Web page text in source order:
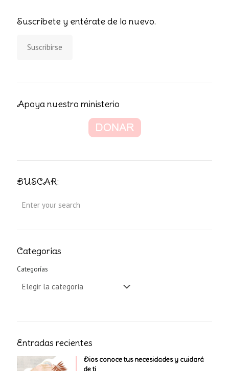
Suscríbete y entérate de lo nuevo.
Suscribirse
Apoya nuestro ministerio
BUSCAR:
Categorías
Categorías
Entradas recientes
Dios conoce tus necesidades y cuidará